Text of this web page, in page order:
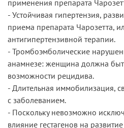
применения препарата
- Устойчивая гипертензия,
приема препарата Чарозетта,
антигипертензивной терапии.
- Тромбоэмболические
анамнезе: женщина должна
возможности рецидива.
- Длительная иммобилизация,
с заболеванием.
- Поскольку невозможно
влияние гестагенов на